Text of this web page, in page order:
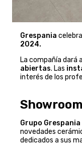
Grespania
2024.
La compañía dará
abiertas. Las
interés de los
Grupo Grespania
novedades
dedicados a sus